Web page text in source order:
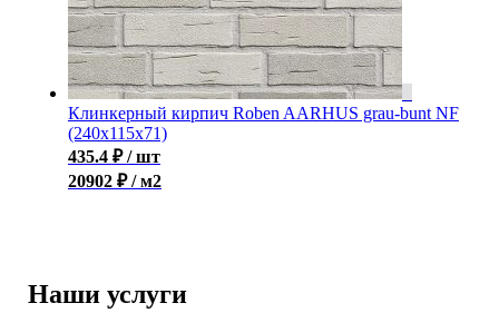
Клинкерный кирпич Roben AARHUS grau-bunt NF
(240х115х71)
435.4 ₽ / шт
20902 ₽ / м2
Наши услуги